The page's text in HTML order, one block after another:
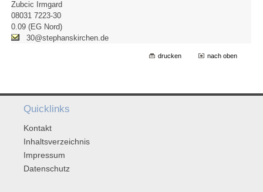
Zubcic Irmgard
08031 7223-30
0.09 (EG Nord)
30@stephanskirchen.de
drucken nach oben
Quicklinks
Kontakt
Inhaltsverzeichnis
Impressum
Datenschutz